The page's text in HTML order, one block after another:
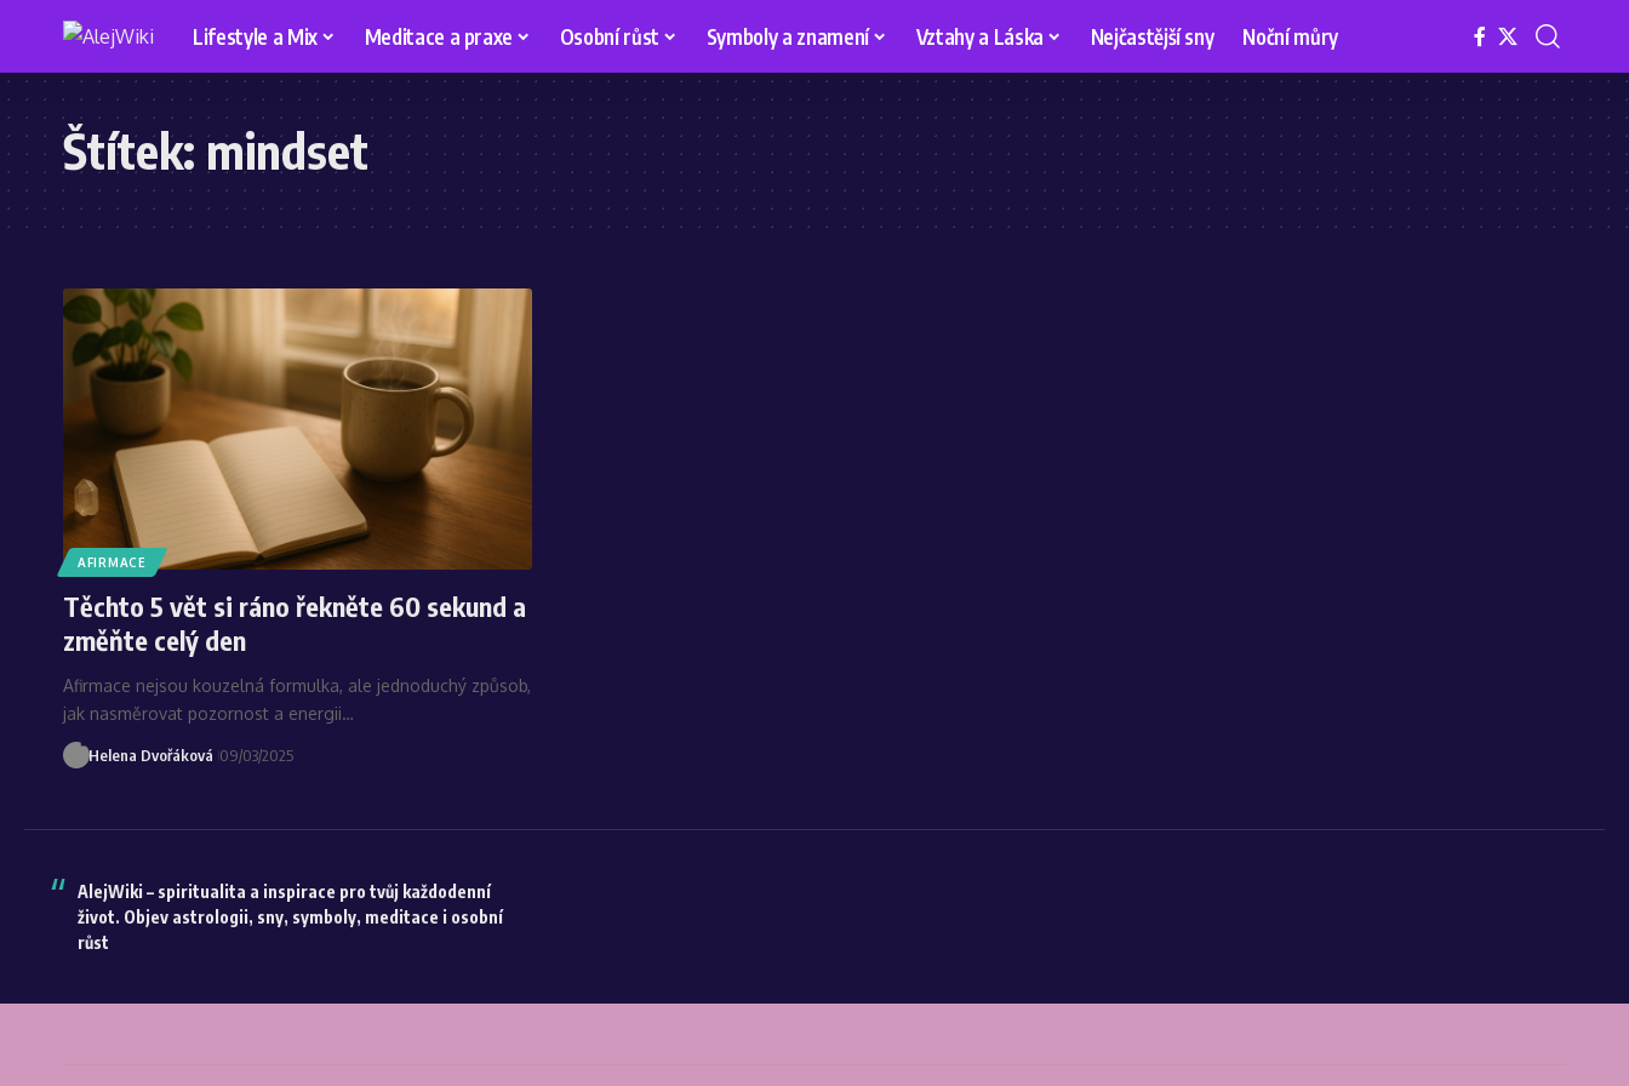
Lifestyle a Mix Meditace a praxe Osobní růst Symboly a znamení Vztahy a Láska Nejčastější sny Noční můry
Štítek: mindset
AFIRMACE
Těchto 5 vět si ráno řekněte 60 sekund a
změňte celý den
Afirmace nejsou kouzelná formulka, ale jednoduchý způsob,
jak nasměrovat pozornost a energii…
Helena Dvořáková 09/03/2025
AlejWiki – spiritualita a inspirace pro tvůj každodenní
život. Objev astrologii, sny, symboly, meditace i osobní
růst